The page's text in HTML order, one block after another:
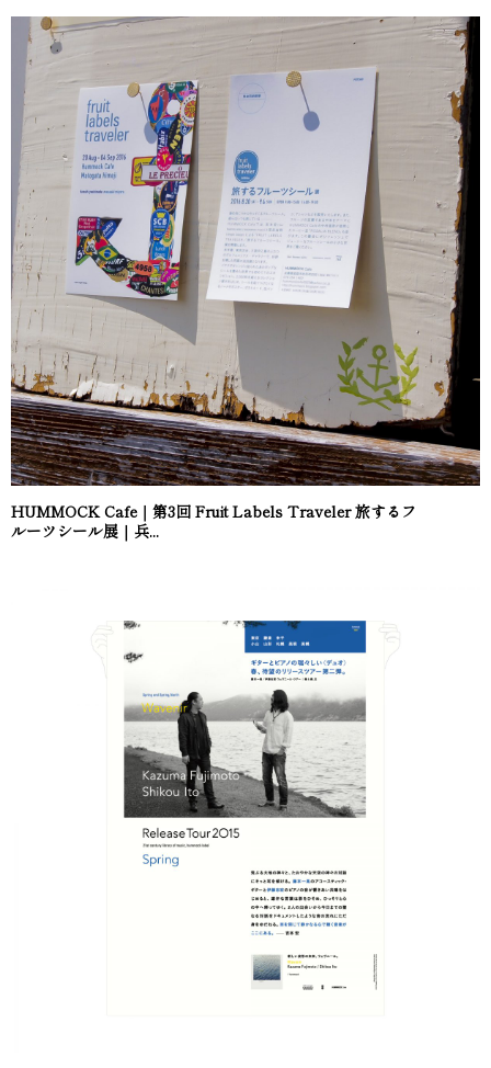
HUMMOCK Cafe｜第3回 Fruit Labels Traveler 旅するフ
ルーツシール展｜兵...